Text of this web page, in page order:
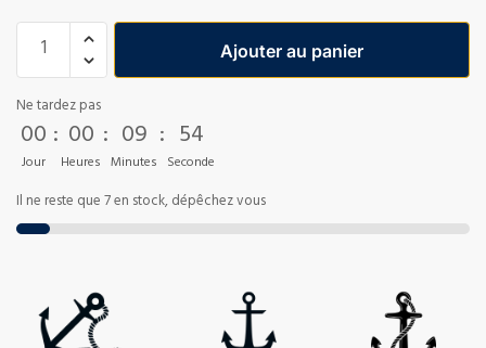
Ajouter au panier
Ne tardez pas
00
Jour
: 00
Heures
: 09
Minutes
: 53
Seconde
Il ne reste que 7 en stock, dépêchez vous